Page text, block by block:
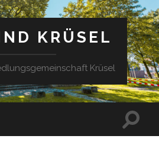
KRÜSEL
Krüsel